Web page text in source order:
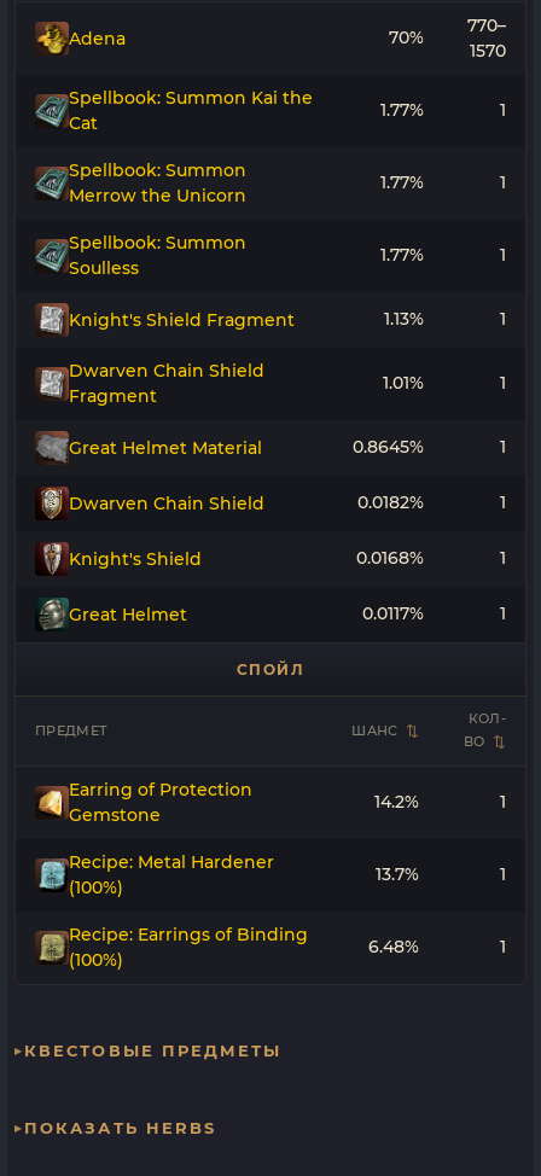
Adena 70%
770–
1570
Spellbook: Summon Kai the
Cat
1.77% 1
Spellbook: Summon
Merrow the Unicorn
1.77% 1
Spellbook: Summon
Soulless
1.77% 1
Knight's Shield Fragment 1.13% 1
Dwarven Chain Shield
Fragment
1.01% 1
Great Helmet Material 0.8645% 1
Dwarven Chain Shield 0.0182% 1
Knight's Shield 0.0168% 1
Great Helmet 0.0117% 1
СПОЙЛ
ПРЕДМЕТ ШАНС
КОЛ-
ВО
Earring of Protection
Gemstone
14.2% 1
Recipe: Metal Hardener
(100%)
13.7% 1
Recipe: Earrings of Binding
(100%)
6.48% 1
КВЕСТОВЫЕ ПРЕДМЕТЫ
ПОКАЗАТЬ HERBS